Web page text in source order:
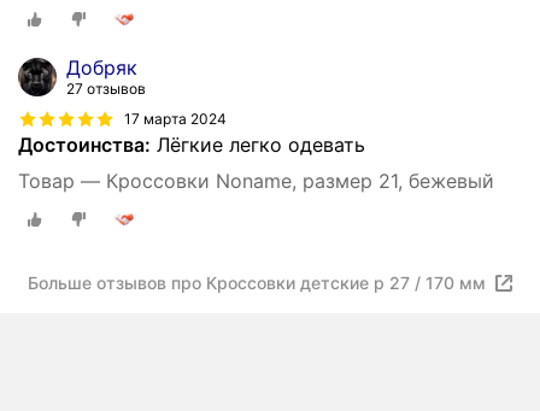
Добряк
27 отзывов
17 марта 2024
Достоинства: Лёгкие легко одевать
Товар — Кроссовки Noname, размер 21, бежевый
Больше отзывов про Кроссовки детские р 27 / 170 мм